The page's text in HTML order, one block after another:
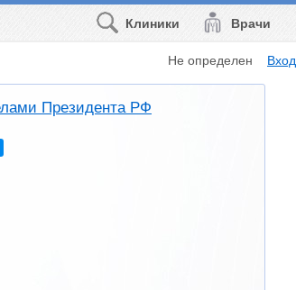
Врачи
Клиники
Не определен Вход
Президента РФ